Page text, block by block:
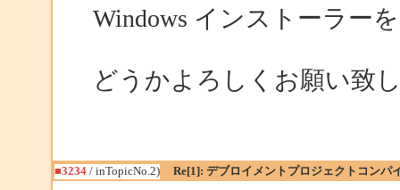
Windows インストーラー
どうかよろしくお願い致
■3234/ inTopicNo.2) Re[1]: デブロイメントプロジェクトコンパ